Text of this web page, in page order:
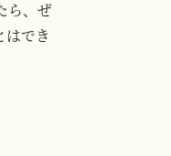
ら、ぜ
はでき